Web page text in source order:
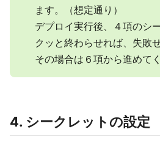
ます。（想定通り）
デプロイ実行後、４項のシ
クッと終わらせれば、失敗
その場合は６項から進めて
4. シークレットの設定